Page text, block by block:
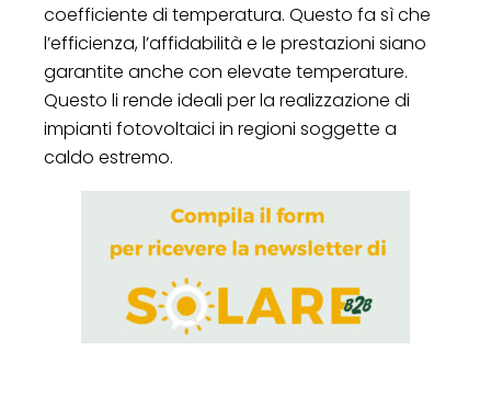
coefficiente di temperatura. Questo fa sì che
l’efficienza, l’affidabilità e le prestazioni siano
garantite anche con elevate temperature.
Questo li rende ideali per la realizzazione di
impianti fotovoltaici in regioni soggette a
caldo estremo.